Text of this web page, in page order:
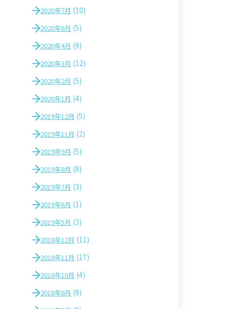
2020年7月 (10)
2020年6月 (5)
2020年4月 (9)
2020年3月 (12)
2020年2月 (5)
2020年1月 (4)
2019年12月 (5)
2019年11月 (2)
2019年9月 (5)
2019年8月 (8)
2019年7月 (3)
2019年6月 (1)
2019年5月 (3)
2018年12月 (11)
2018年11月 (17)
2018年10月 (4)
2018年8月 (9)